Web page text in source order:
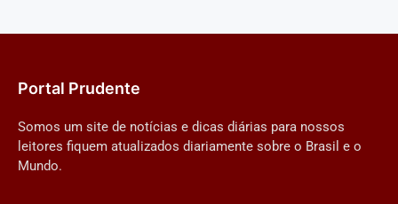
Portal Prudente
Somos um site de notícias e dicas diárias para nossos
leitores fiquem atualizados diariamente sobre o Brasil e o
Mundo.